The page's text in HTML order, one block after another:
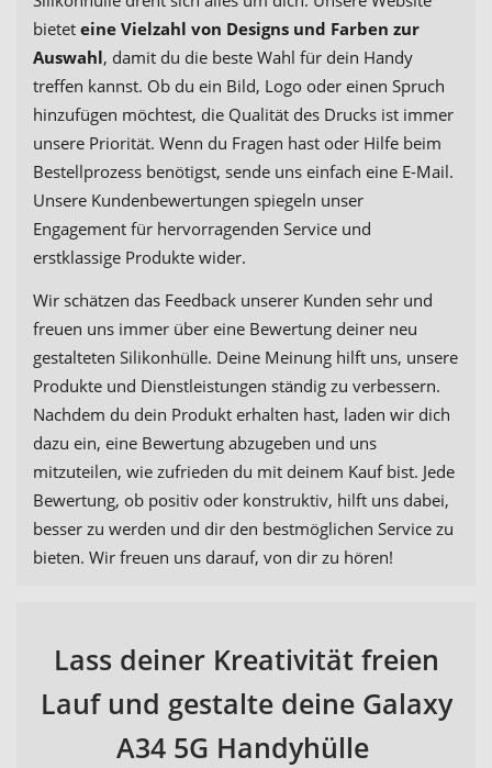
bietet eine Vielzahl von Designs und Farben zur
Auswahl, damit du die beste Wahl für dein Handy
treffen kannst. Ob du ein Bild, Logo oder einen Spruch
hinzufügen möchtest, die Qualität des Drucks ist immer
unsere Priorität. Wenn du Fragen hast oder Hilfe beim
Bestellprozess benötigst, sende uns einfach eine E-Mail.
Unsere Kundenbewertungen spiegeln unser
Engagement für hervorragenden Service und
erstklassige Produkte wider.
Wir schätzen das Feedback unserer Kunden sehr und
freuen uns immer über eine Bewertung deiner neu
gestalteten Silikonhülle. Deine Meinung hilft uns, unsere
Produkte und Dienstleistungen ständig zu verbessern.
Nachdem du dein Produkt erhalten hast, laden wir dich
dazu ein, eine Bewertung abzugeben und uns
mitzuteilen, wie zufrieden du mit deinem Kauf bist. Jede
Bewertung, ob positiv oder konstruktiv, hilft uns dabei,
besser zu werden und dir den bestmöglichen Service zu
bieten. Wir freuen uns darauf, von dir zu hören!
Lass deiner Kreativität freien
Lauf und gestalte deine Galaxy
A34 5G Handyhülle